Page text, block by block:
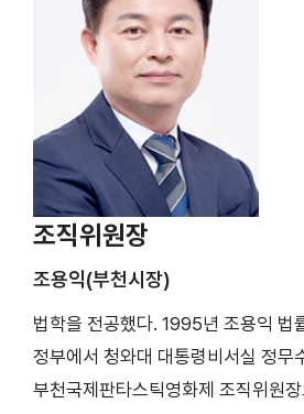
조직위원장
조용익(부천시장)
법학을 전공했다. 1995년 조용익 법
정부에서 청와대 대통령비서실 정
부천국제판타스틱영화제 조직위원